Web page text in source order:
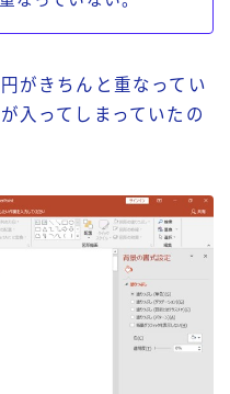
がきちんと重なってい
入ってしまっていたの